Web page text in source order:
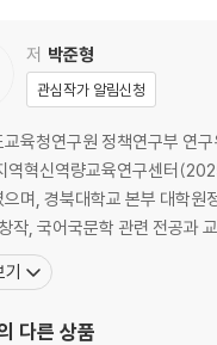
저 박준형
관심작가 알림신청
육청연구원 정책연구부 연
역혁신역량교육연구센터
으며, 경북대학교 본부 대학
기
다른 상품